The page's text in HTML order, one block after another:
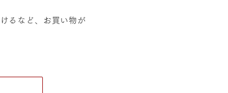
るなど、お買い物が